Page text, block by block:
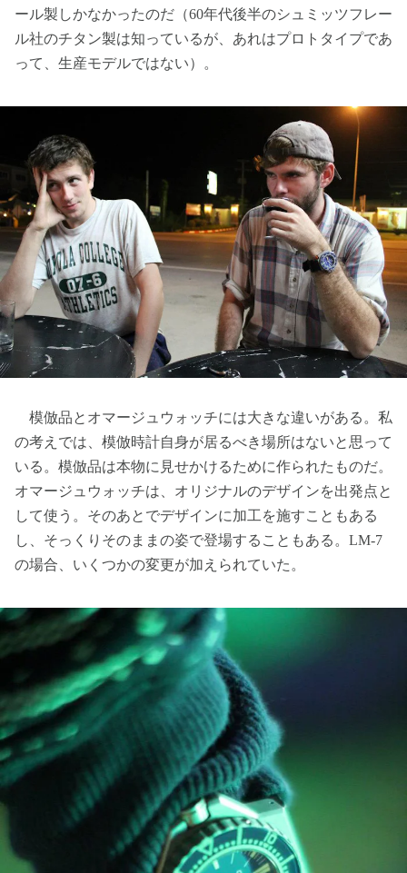
ール製しかなかったのだ（60年代後半のシュミッツフレー
ル社のチタン製は知っているが、あれはプロトタイプであ
って、生産モデルではない）。
模倣品とオマージュウォッチには大きな違いがある。私
の考えでは、模倣時計自身が居るべき場所はないと思って
いる。模倣品は本物に見せかけるために作られたものだ。
オマージュウォッチは、オリジナルのデザインを出発点と
して使う。そのあとでデザインに加工を施すこともある
し、そっくりそのままの姿で登場することもある。LM-7
の場合、いくつかの変更が加えられていた。